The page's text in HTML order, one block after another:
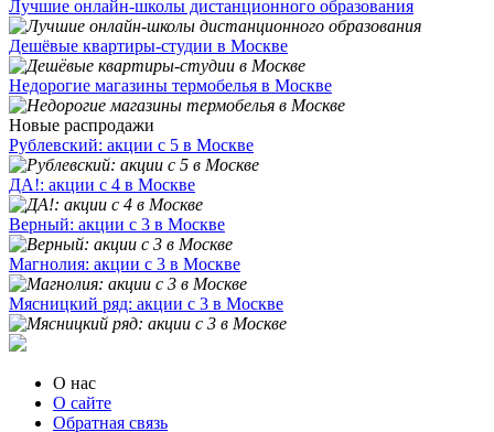
Лучшие онлайн-школы дистанционного образования
Дешёвые квартиры-студии в Москве
Недорогие магазины термобелья в Москве
Новые распродажи
Рублевский: акции с 5 в Москве
ДА!: акции с 4 в Москве
Верный: акции с 3 в Москве
Магнолия: акции с 3 в Москве
Мясницкий ряд: акции с 3 в Москве
О нас
О сайте
Обратная связь